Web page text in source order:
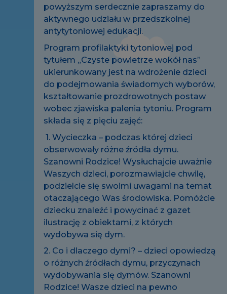
powyższym serdecznie zapraszamy do
aktywnego udziału w przedszkolnej
antytytoniowej edukacji.
Program profilaktyki tytoniowej pod
tytułem „Czyste powietrze wokół nas”
ukierunkowany jest na wdrożenie dzieci
do podejmowania świadomych wyborów,
kształtowanie prozdrowotnych postaw
wobec zjawiska palenia tytoniu. Program
składa się z pięciu zajęć:
1. Wycieczka – podczas której dzieci
obserwowały różne źródła dymu.
Szanowni Rodzice! Wysłuchajcie uważnie
Waszych dzieci, porozmawiajcie chwilę,
podzielcie się swoimi uwagami na temat
otaczającego Was środowiska. Pomóżcie
dziecku znaleźć i powycinać z gazet
ilustrację z obiektami, z których
wydobywa się dym.
2. Co i dlaczego dymi? – dzieci opowiedzą
o różnych źródłach dymu, przyczynach
wydobywania się dymów. Szanowni
Rodzice! Wasze dzieci na pewno